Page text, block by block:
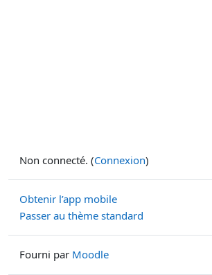
Non connecté. (Connexion)
Obtenir l’app mobile
Passer au thème standard
Fourni par Moodle